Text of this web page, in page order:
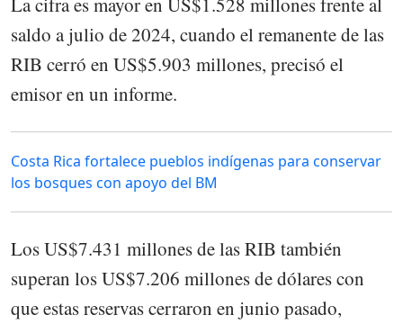
saldo a julio de 2024, cuando el remanente de las
RIB cerró en US$5.903 millones, precisó el
emisor en un informe.
Costa Rica fortalece pueblos indígenas para conservar
los bosques con apoyo del BM
Los US$7.431 millones de las RIB también
superan los US$7.206 millones de dólares con
que estas reservas cerraron en junio pasado,